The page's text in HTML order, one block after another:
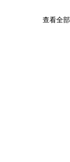
查看全部